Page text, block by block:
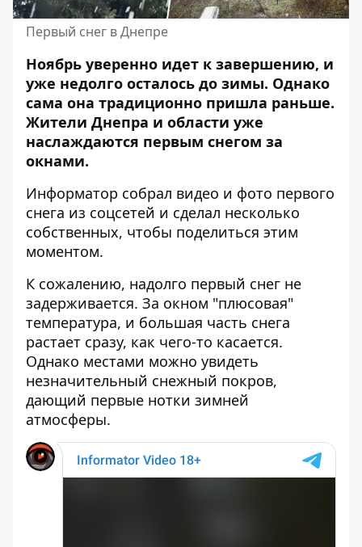
Первый снег в Днепре
Ноябрь уверенно идет к завершению, и
уже недолго осталось до зимы. Однако
сама она традиционно пришла раньше.
Жители Днепра и области уже
наслаждаются первым снегом за
окнами.
Информатор собрал видео и фото первого
снега из соцсетей и сделал несколько
собственных, чтобы поделиться этим
моментом.
К сожалению, надолго первый снег не
задерживается. За окном "плюсовая"
температура, и большая часть снега
растает сразу, как чего-то касается.
Однако местами можно увидеть
незначительный снежный покров,
дающий первые нотки зимней
атмосферы.